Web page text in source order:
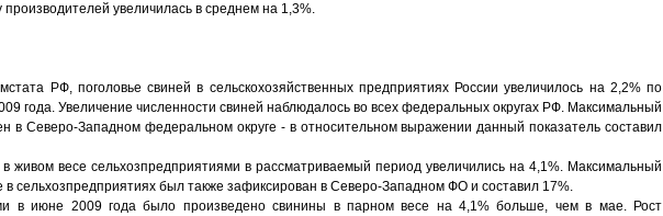
производителей увеличилась в среднем на 1,3%.
РФ, поголовье свиней в сельскохозяйственных предприятиях России увеличилось на 2,2% по
года. Увеличение численности свиней наблюдалось во всех федеральных округах РФ. Максимальный
в Северо-Западном федеральном округе - в относительном выражении данный показатель составил
живом весе сельхозпредприятиями в рассматриваемый период увеличились на 4,1%. Максимальный
в сельхозпредприятиях был также зафиксирован в Северо-Западном ФО и составил 17%.
в июне 2009 года было произведено свинины в парном весе на 4,1% больше, чем в мае. Рост